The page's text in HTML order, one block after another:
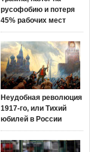
русофобию и потеря
45% рабочих мест
Неудобная революция
1917-го, или Тихий
юбилей в России